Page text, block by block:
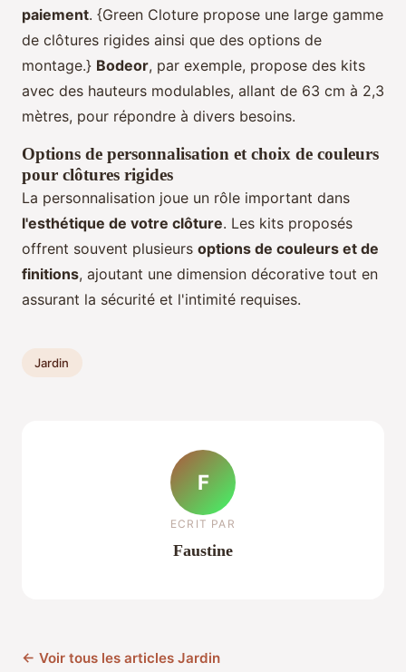
paiement. {Green Cloture propose une large gamme
de clôtures rigides ainsi que des options de
montage.} Bodeor, par exemple, propose des kits
avec des hauteurs modulables, allant de 63 cm à 2,3
mètres, pour répondre à divers besoins.
Options de personnalisation et choix de couleurs
pour clôtures rigides
La personnalisation joue un rôle important dans
l'esthétique de votre clôture. Les kits proposés
offrent souvent plusieurs options de couleurs et de
finitions, ajoutant une dimension décorative tout en
assurant la sécurité et l'intimité requises.
Jardin
F
ECRIT PAR
Faustine
← Voir tous les articles Jardin